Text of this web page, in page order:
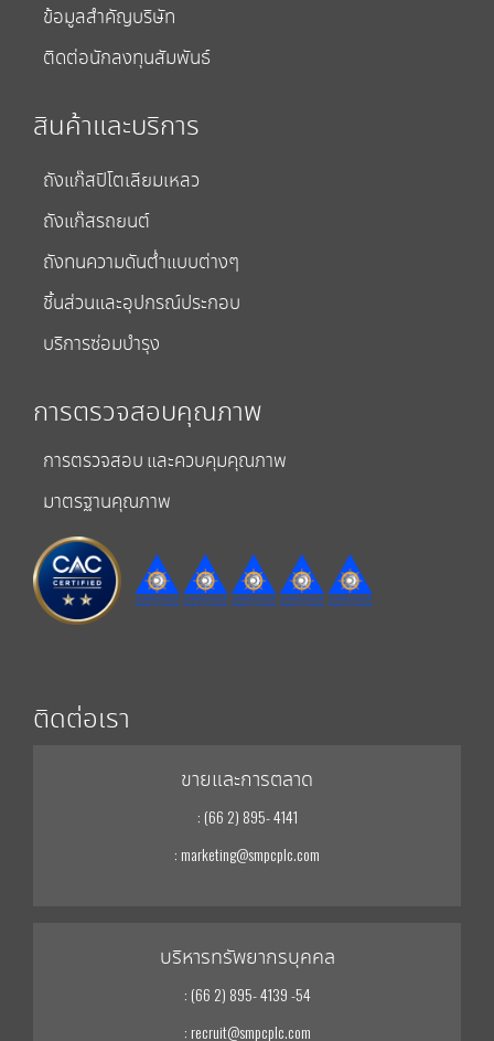
ข้อมูลสำคัญบริษัท
ติดต่อนักลงทุนสัมพันธ์
สินค้าและบริการ
ถังแก๊สปิโตเลียมเหลว
ถังแก๊สรถยนต์
ถังทนความดันต่ำแบบต่างๆ
ชิ้นส่วนและอุปกรณ์ประกอบ
บริการซ่อมบำรุง
การตรวจสอบคุณภาพ
การตรวจสอบ และควบคุมคุณภาพ
มาตรฐานคุณภาพ
ติดต่อเรา
ขายและการตลาด
: (66 2) 895- 4141
: marketing@smpcplc.com
บริหารทรัพยากรบุคคล
: (66 2) 895- 4139 -54
: recruit@smpcplc.com